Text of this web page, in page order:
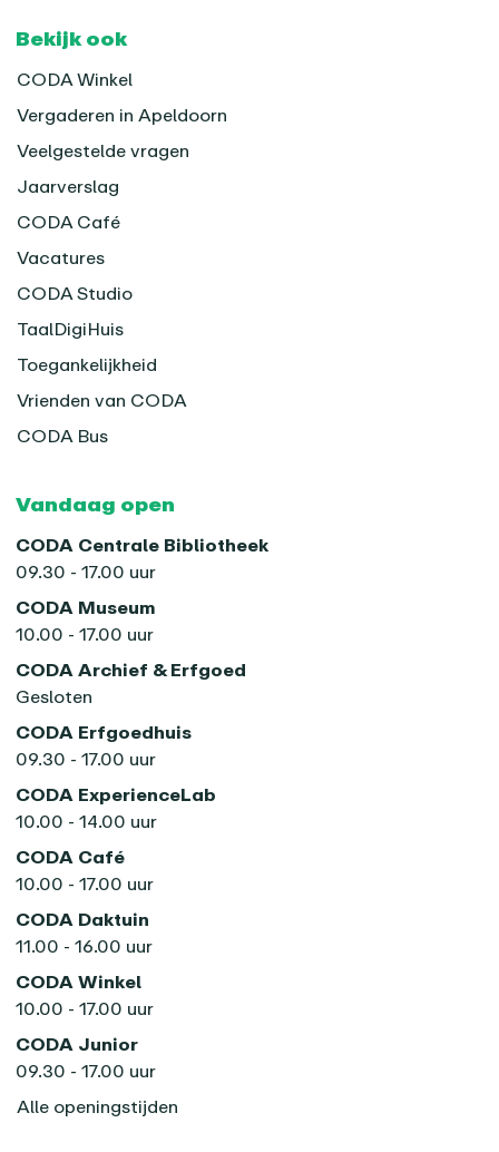
Bekijk ook
CODA Winkel
Vergaderen in Apeldoorn
Veelgestelde vragen
Jaarverslag
CODA Café
Vacatures
CODA Studio
TaalDigiHuis
Toegankelijkheid
Vrienden van CODA
CODA Bus
Vandaag open
CODA Centrale Bibliotheek
09.30 - 17.00 uur
CODA Museum
10.00 - 17.00 uur
CODA Archief & Erfgoed
Gesloten
CODA Erfgoedhuis
09.30 - 17.00 uur
CODA ExperienceLab
10.00 - 14.00 uur
CODA Café
10.00 - 17.00 uur
CODA Daktuin
11.00 - 16.00 uur
CODA Winkel
10.00 - 17.00 uur
CODA Junior
09.30 - 17.00 uur
Alle openingstijden